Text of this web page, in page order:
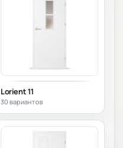
Lorient 11
30 вариантов